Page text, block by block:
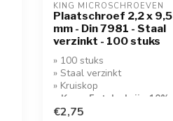
KING MICROSCHROEVEN
Plaatschroef 2,2 x 9,5
mm - Din 7981 - Staal
verzinkt - 100 stuks
» 100 stuks
» Staal verzinkt
» Kruiskop
» Koop 5 stuks krijg 10%
korting!
€2,75